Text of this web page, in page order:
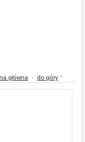
główna - do góry ^